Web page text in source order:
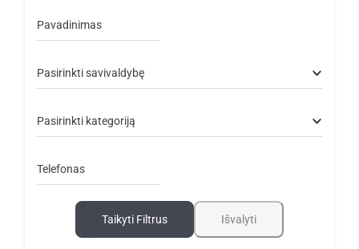
Pavadinimas
Pasirinkti savivaldybę
Pasirinkti kategoriją
Telefonas
Taikyti Filtrus Išvalyti